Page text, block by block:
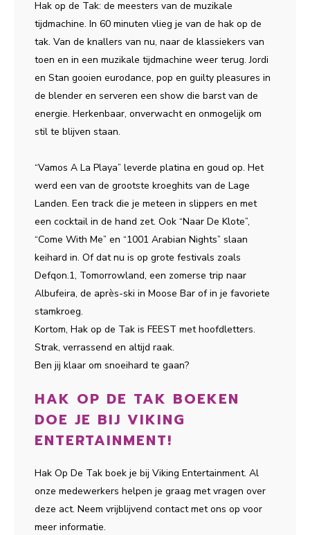
Hak op de Tak: de meesters van de muzikale
tijdmachine. In 60 minuten vlieg je van de hak op de
tak. Van de knallers van nu, naar de klassiekers van
toen en in een muzikale tijdmachine weer terug. Jordi
en Stan gooien eurodance, pop en guilty pleasures in
de blender en serveren een show die barst van de
energie. Herkenbaar, onverwacht en onmogelijk om
stil te blijven staan.
“Vamos A La Playa” leverde platina en goud op. Het
werd een van de grootste kroeghits van de Lage
Landen. Een track die je meteen in slippers en met
een cocktail in de hand zet. Ook “Naar De Klote”,
“Come With Me” en “1001 Arabian Nights” slaan
keihard in. Of dat nu is op grote festivals zoals
Defqon.1, Tomorrowland, een zomerse trip naar
Albufeira, de après-ski in Moose Bar of in je favoriete
stamkroeg.
Kortom, Hak op de Tak is FEEST met hoofdletters.
Strak, verrassend en altijd raak.
Ben jij klaar om snoeihard te gaan?
HAK OP DE TAK BOEKEN
DOE JE BIJ VIKING
ENTERTAINMENT!
Hak Op De Tak boek je bij Viking Entertainment. Al
onze medewerkers helpen je graag met vragen over
deze act. Neem vrijblijvend contact met ons op voor
meer informatie.